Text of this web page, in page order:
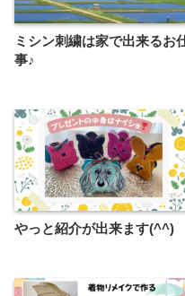
ミシン刺繍は家で出来るお
事♪
やっと紹介が出来ます(^^)